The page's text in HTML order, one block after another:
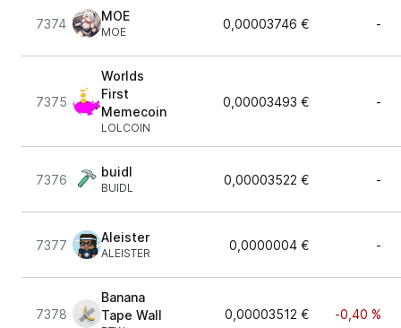
7374
MOE
MOE
0,00003746 € -
7375
Worlds
First
Memecoin
LOLCOIN
0,00003493 € -
7376
buidl
BUIDL
0,00003522 € -
7377
Aleister
ALEISTER
0,0000004 € -
7378
Banana
Tape Wall
0,00003512 € -0,40 %